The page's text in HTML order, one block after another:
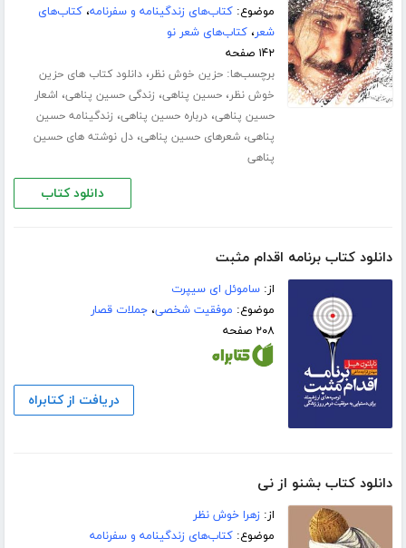
موضوع:کتاب‌های زندگینامه و سفرنامه،کتاب‌های
شعر،کتاب‌های شعر نو
۱۴۲ صفحه
برچسب‌ها:حزین خوش نظر،دانلود کتاب های حزین
خوش نظر،حسین پناهی، زندگی حسین پناهی، اشعار
حسین پناهی،درباره حسین پناهی، زندگینامه حسین
پناهی،شعرهای حسین پناهی،دل نوشته های حسین
پناهی
دانلود کتاب
دانلود کتاب برنامه اقدام مثبت
از:ساموئل ای سیپرت
موضوع: موفقیت شخصی،جملات قصار
۲۰۸ صفحه
دریافت از کتابراه
دانلود کتاب بشنو از نی
از:زهرا خوش نظر
موضوع:کتاب‌های زندگینامه و سفرنامه